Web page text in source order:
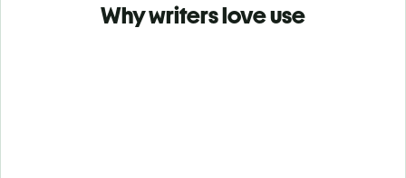
Why writers love use